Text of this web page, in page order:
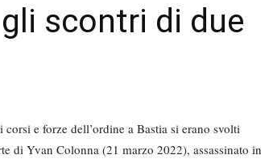
scontri di due
e forze dell’ordine a Bastia si erano svolti
di Yvan Colonna (21 marzo 2022), assassinato in